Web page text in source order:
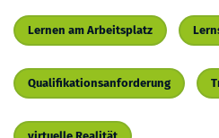
Lernen am Arbeitsplatz
Qualifikationsanforderung